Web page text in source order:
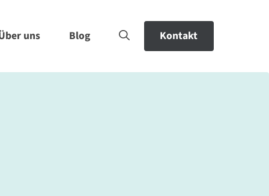
uns Blog Kontakt